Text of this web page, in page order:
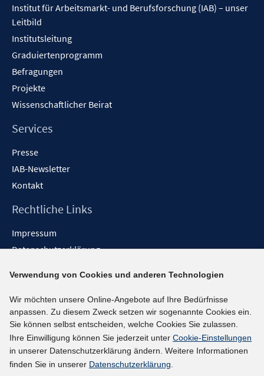
Institut für Arbeitsmarkt- und Berufsforschung (IAB) – unser
Leitbild
Institutsleitung
Graduiertenprogramm
Befragungen
Projekte
Wissenschaftlicher Beirat
Services
Presse
IAB-Newsletter
Kontakt
Rechtliche Links
Impressum
Datenschutzerklärung
Barrieren melden
Social-Media-Kanäle
BlueSky
YouTube
LinkedIn
Verwendung von Cookies und anderen Technologien
Wir möchten unsere Online-Angebote auf Ihre Bedürfnisse
anpassen. Zu diesem Zweck setzen wir sogenannte Cookies ein.
Sie können selbst entscheiden, welche Cookies Sie zulassen.
Ihre Einwilligung können Sie jederzeit unter Cookie-Einstellungen
in unserer Datenschutzerklärung ändern. Weitere Informationen
finden Sie in unserer Datenschutzerklärung.